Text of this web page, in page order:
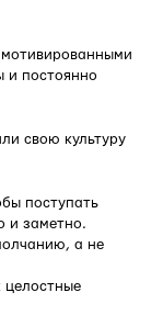
и постоянно
свою культуру
поступать
и заметно.
а не